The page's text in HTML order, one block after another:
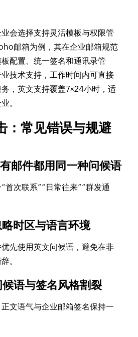
会选择支持灵活模板与权限管
邮箱为例，其在企业邮箱规范
配置、统一签名和通讯录管
技术支持，工作时间内可直接
，英文支持覆盖7×24小时，适
。
：常见错误与规避
邮件都用同一种问候语
首次联系”“日常往来”“群发通
时区与语言环境
先使用英文问候语，避免在非
。
语与签名风格割裂
文语气与企业邮箱签名保持一